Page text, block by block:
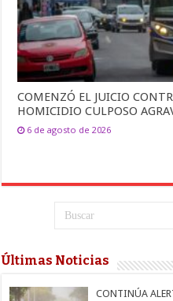
COMENZÓ EL JUICIO
HOMICIDIO CULPOSO
6 de agosto de 2026
Últimas Noticias
CONTINÚA